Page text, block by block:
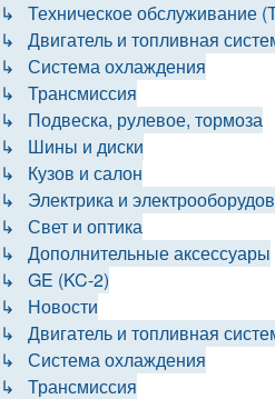
↳ Техническое обслуживание
↳ Двигатель и топливная
↳ Система охлаждения
↳ Трансмиссия
↳ Подвеска, рулевое, тормоза
↳ Шины и диски
↳ Кузов и салон
↳ Электрика и
↳ Свет и оптика
↳ Дополнительные аксессуары
↳ GE (KC-2)
↳ Новости
↳ Двигатель и топливная
↳ Система охлаждения
↳ Трансмиссия